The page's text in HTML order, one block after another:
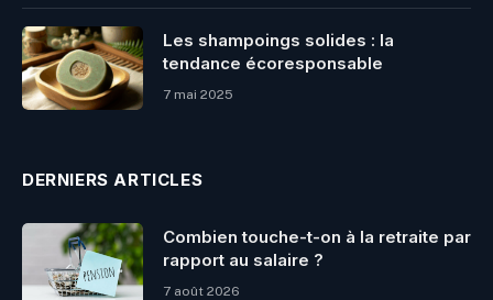
Les shampoings solides : la
tendance écoresponsable
7 mai 2025
DERNIERS ARTICLES
Combien touche-t-on à la retraite par
rapport au salaire ?
7 août 2026